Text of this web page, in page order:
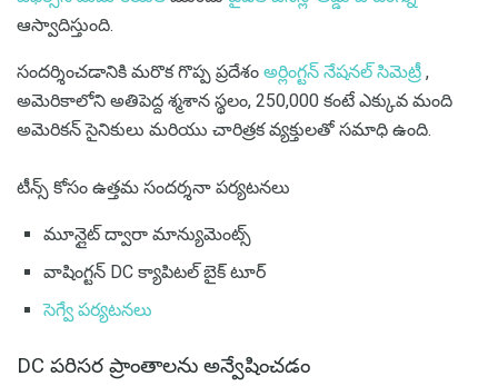
ఆస్వాదిస్తుంది.
సందర్శించడానికి మరొక గొప్ప ప్రదేశం అర్లింగ్టన్ నేషనల్ సిమెట్రీ ,
అమెరికాలోని అతిపెద్ద శ్మశాన స్థలం, 250,000 కంటే ఎక్కువ మంది
అమెరికన్ సైనికులు మరియు చారిత్రక వ్యక్తులతో సమాధి ఉంది.
టీన్స్ కోసం ఉత్తమ సందర్శనా పర్యటనలు
మూన్లైట్ ద్వారా మాన్యుమెంట్స్
వాషింగ్టన్ DC క్యాపిటల్ బైక్ టూర్
సెగ్వే పర్యటనలు
DC పరిసర ప్రాంతాలను అన్వేషించడం